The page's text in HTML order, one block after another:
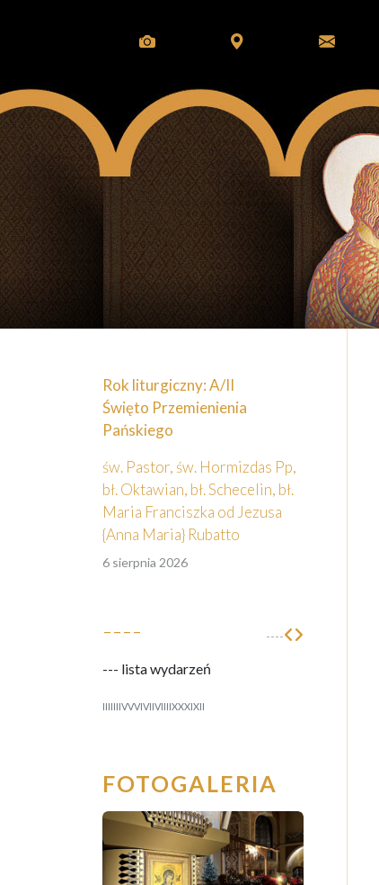
Rok liturgiczny: A/II
Święto Przemienienia
Pańskiego
św. Pastor, św. Hormizdas Pp,
bł. Oktawian, bł. Schecelin, bł.
Maria Franciszka od Jezusa
{Anna Maria} Rubatto
6 sierpnia 2026
---- ----
--- lista wydarzeń
IIIIIIIVVVIVIIVIIIIXXXIXII
FOTOGALERIA